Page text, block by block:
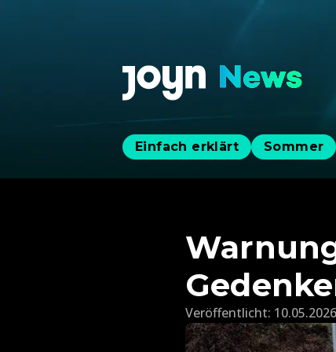
Einfach erklärt Sommer
Veröffentlicht: